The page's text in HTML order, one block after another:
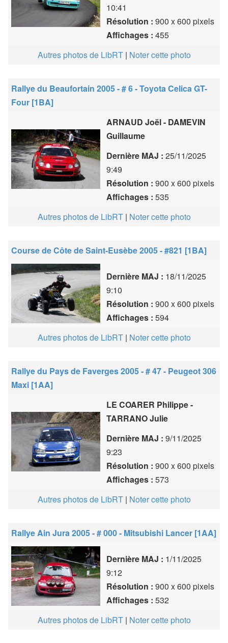
10:41
Résolution : 900 x 600 pixels
Affichages : 455
Autres photos de LibRT| Noter cette photo
Rallye du Beaufortain 2005 - # 6 - Toyota Celica GT-
Four [1BA]
ARNAUD Joël - DAMEVIN
Guillaume
Dernière MAJ : 25/11/2025
9:49
Résolution : 900 x 600 pixels
Affichages : 535
Autres photos de LibRT| Noter cette photo
Course de Côte de Saint-Eusèbe 2005 - #821 [1BA]
Dernière MAJ : 18/11/2025
9:10
Résolution : 900 x 600 pixels
Affichages : 594
Autres photos de LibRT| Noter cette photo
Rallye du Pays de Faverges 2005 - # 47 - Peugeot 306
Maxi [1AA]
LE COARER Philippe -
TARRANO Julie
Dernière MAJ : 9/11/2025
9:23
Résolution : 900 x 600 pixels
Affichages : 573
Autres photos de LibRT| Noter cette photo
Rallye Ain Jura 2005 - # 000 - Mitsubishi Lancer [1AA]
Dernière MAJ : 1/11/2025
9:12
Résolution : 900 x 600 pixels
Affichages : 532
Autres photos de LibRT| Noter cette photo